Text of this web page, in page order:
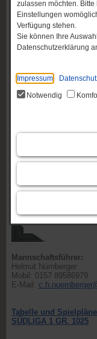
zulassen möchten.
Einstellungen
Verfügung stehen.
Sie können Ihre
Datenschutzerklärung
Impressum
Notwendig
Mannschaftsführer:
Helmut Nürnberger
Mobil: 0157 89586979
E-Mail:
Tabelle und
SÜDLIGA 1 GR. 1025